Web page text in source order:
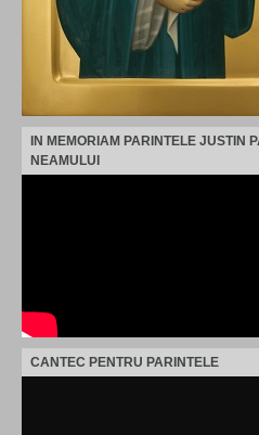
IN MEMORIAM PARINTELE JUSTIN
NEAMULUI
CANTEC PENTRU PARINTELE